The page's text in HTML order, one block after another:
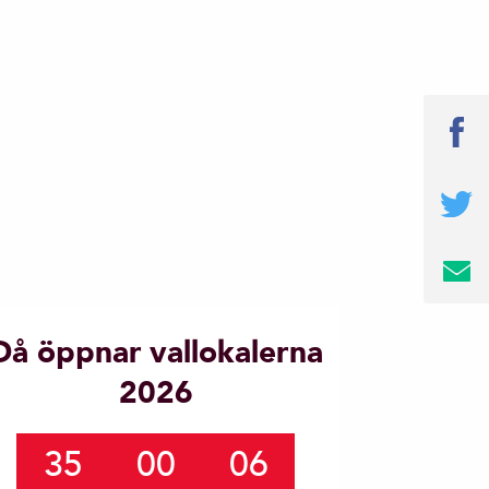
öppnar vallokalerna
2026
35 00 06